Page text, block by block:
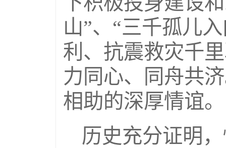
山”、“三千孤儿
利、抗震救灾千
力同心、同舟共
相助的深厚情谊。
历史充分证明